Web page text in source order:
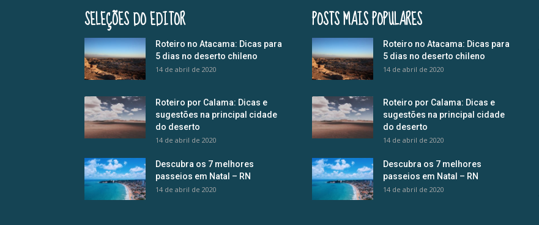
SELEÇÕES DO EDITOR
Roteiro no Atacama: Dicas para
5 dias no deserto chileno
14 de abril de 2020
Roteiro por Calama: Dicas e
sugestões na principal cidade
do deserto
14 de abril de 2020
Descubra os 7 melhores
passeios em Natal – RN
14 de abril de 2020
POSTS MAIS POPULARES
Roteiro no Atacama: Dicas para
5 dias no deserto chileno
14 de abril de 2020
Roteiro por Calama: Dicas e
sugestões na principal cidade
do deserto
14 de abril de 2020
Descubra os 7 melhores
passeios em Natal – RN
14 de abril de 2020